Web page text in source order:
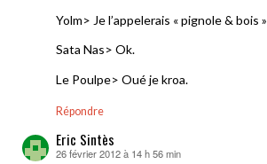
Yolm> Je l’appelerais « pignole & bois »
Sata Nas> Ok.
Le Poulpe> Oué je kroa.
Répondre
Eric Sintès
dit :
26 février 2012 à 14 h 56 min